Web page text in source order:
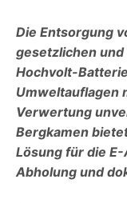
Die Entsorgung
gesetzlichen
Hochvolt-
Umweltauflagen
Verwertung
Bergkamen
Lösung für die
Abholung und